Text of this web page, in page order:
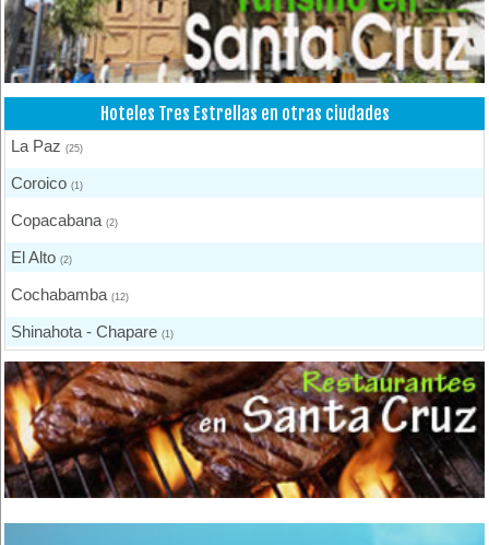
Hoteles Tres Estrellas en otras ciudades
La Paz(25)
Coroico(1)
Copacabana(2)
El Alto(2)
Cochabamba(12)
Shinahota - Chapare(1)
Puerto Quijarro(2)
Santa Cruz de la Sierra (8)
Oruro(3)
Tarija(2)